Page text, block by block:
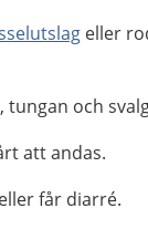
eller
tungan och
att andas.
får diarré.